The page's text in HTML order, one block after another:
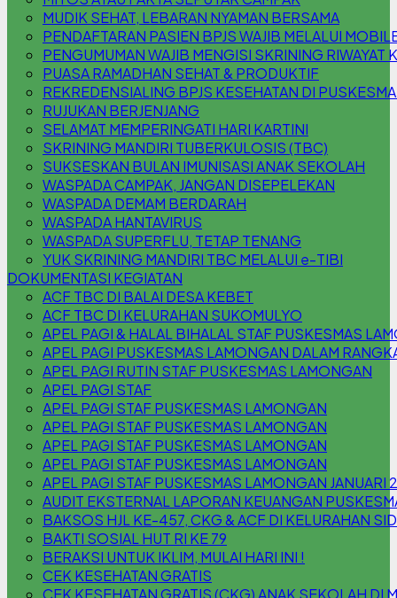
MUDIK SEHAT, LEBARAN NYAMAN BERSAMA
PENDAFTARAN PASIEN BPJS WAJIB MELALUI
PENGUMUMAN WAJIB MENGISI SKRINING RIWAYAT
PUASA RAMADHAN SEHAT & PRODUKTIF
REKREDENSIALING BPJS KESEHATAN DI
RUJUKAN BERJENJANG
SELAMAT MEMPERINGATI HARI KARTINI
SKRINING MANDIRI TUBERKULOSIS (TBC)
SUKSESKAN BULAN IMUNISASI ANAK SEKOLAH
WASPADA CAMPAK, JANGAN DISEPELEKAN
WASPADA DEMAM BERDARAH
WASPADA HANTAVIRUS
WASPADA SUPERFLU, TETAP TENANG
YUK SKRINING MANDIRI TBC MELALUI e-TIBI
DOKUMENTASI KEGIATAN
ACF TBC DI BALAI DESA KEBET
ACF TBC DI KELURAHAN SUKOMULYO
APEL PAGI & HALAL BIHALAL STAF PUSKESMAS
APEL PAGI PUSKESMAS LAMONGAN DALAM
APEL PAGI RUTIN STAF PUSKESMAS LAMONGAN
APEL PAGI STAF
APEL PAGI STAF PUSKESMAS LAMONGAN
APEL PAGI STAF PUSKESMAS LAMONGAN
APEL PAGI STAF PUSKESMAS LAMONGAN
APEL PAGI STAF PUSKESMAS LAMONGAN
APEL PAGI STAF PUSKESMAS LAMONGAN JANUARI
AUDIT EKSTERNAL LAPORAN KEUANGAN
BAKSOS HJL KE-457, CKG & ACF DI KELURAHAN
BAKTI SOSIAL HUT RI KE 79
BERAKSI UNTUK IKLIM, MULAI HARI INI !
CEK KESEHATAN GRATIS
CEK KESEHATAN GRATIS (CKG) ANAK SEKOLAH DI